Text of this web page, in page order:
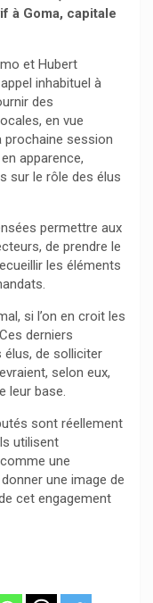
à Goma, capitale
et Hubert
inhabituel à
des
en vue
prochaine session
apparence,
sur le rôle des élus
permettre aux
de prendre le
les éléments
si l’on en croit les
derniers
élus, de solliciter
selon eux,
leur base.
sont réellement
utilisent
une
une image de
cet engagement